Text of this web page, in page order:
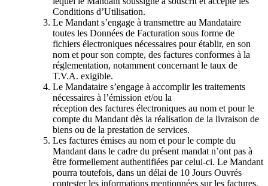
Conditions d’Utilisation.
Le Mandant s’engage à transmettre au Mandataire
toutes les Données de Facturation sous forme de
fichiers électroniques nécessaires pour établir, en son
nom et pour son compte, des factures conformes à la
réglementation, notamment concernant le taux de
T.V.A. exigible.
Le Mandataire s’engage à accomplir les traitements
nécessaires à l’émission et/ou la
réception des factures électroniques au nom et pour le
compte du Mandant dès la réalisation de la livraison de
biens ou de la prestation de services.
Les factures émises au nom et pour le compte du
Mandant dans le cadre du présent mandat n’ont pas à
être formellement authentifiées par celui-ci. Le Mandant
pourra toutefois, dans un délai de 10 Jours Ouvrés
contester les informations mentionnées sur les factures.